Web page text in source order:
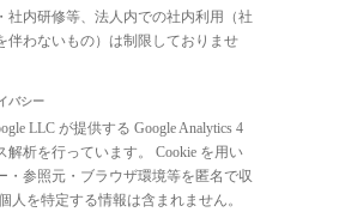
社内研修等、法人内での社内利用（社
伴わないもの）は制限しておりませ
バシー
LLC が提供する Google Analytics 4
解析を行っています。 Cookie を用い
・参照元・ブラウザ環境等を匿名で収
人を特定する情報は含まれません。